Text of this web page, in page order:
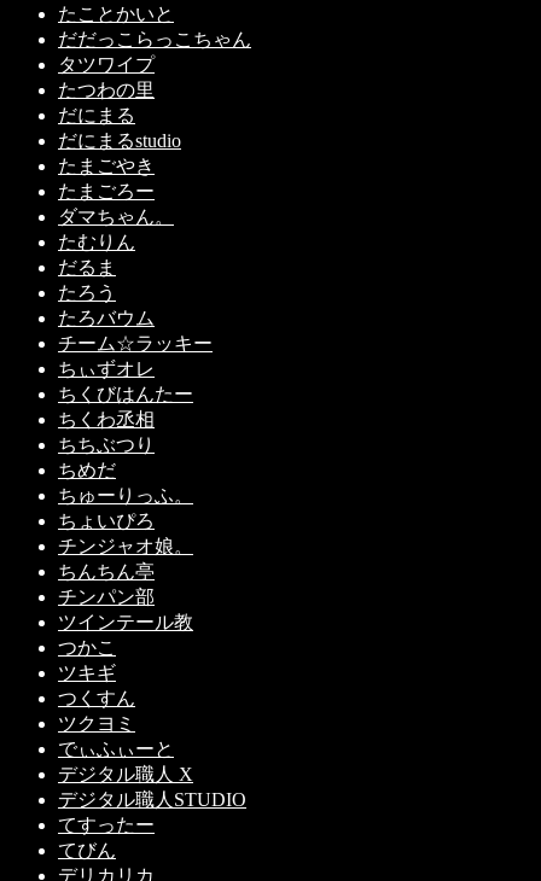
たことかいと
だだっこらっこちゃん
タツワイプ
たつわの里
だにまる
だにまるstudio
たまごやき
たまごろー
ダマちゃん。
たむりん
だるま
たろう
たろバウム
チーム☆ラッキー
ちぃずオレ
ちくびはんたー
ちくわ丞相
ちちぶつり
ちめだ
ちゅーりっふ。
ちょいぴろ
チンジャオ娘。
ちんちん亭
チンパン部
ツインテール教
つかこ
ツキギ
つくすん
ツクヨミ
でぃふぃーと
デジタル職人 X
デジタル職人STUDIO
てすったー
てびん
デリカリカ